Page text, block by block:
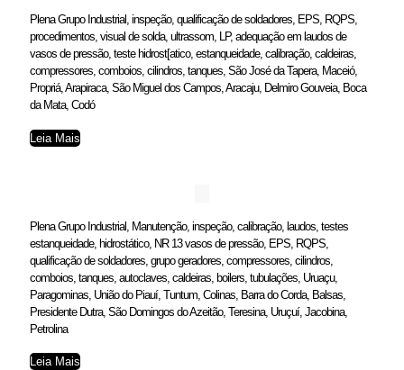
Plena Grupo Industrial, inspeção, qualificação de soldadores, EPS, RQPS,
procedimentos, visual de solda, ultrassom, LP, adequação em laudos de
vasos de pressão, teste hidrost[atico, estanqueidade, calibração, caldeiras,
compressores, comboios, cilindros, tanques, São José da Tapera, Maceió,
Propriá, Arapiraca, São Miguel dos Campos, Aracaju, Delmiro Gouveia, Boca
da Mata, Codó
Leia Mais
Plena Grupo Industrial, Manutenção, inspeção, calibração, laudos, testes
estanqueidade, hidrostático, NR 13 vasos de pressão, EPS, RQPS,
qualificação de soldadores, grupo geradores, compressores, cilindros,
comboios, tanques, autoclaves, caldeiras, boilers, tubulações, Uruaçu,
Paragominas, União do Piauí, Tuntum, Colinas, Barra do Corda, Balsas,
Presidente Dutra, São Domingos do Azeitão, Teresina, Uruçuí, Jacobina,
Petrolina
Leia Mais